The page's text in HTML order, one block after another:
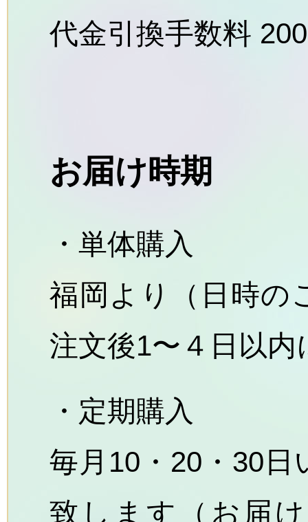
代金引換手数料
お届け時期
・単体購入
福岡より（日時の
注文後1〜４日以
・定期購入
毎月10・20・30
致します（お届